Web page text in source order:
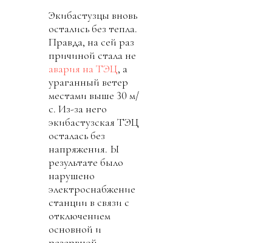
Экибастузцы вновь
остались без тепла.
Правда, на сей раз
причиной стала не
авария на ТЭЦ, а
ураганный ветер
местами выше 30 м/
с. Из-за него
экибастузская ТЭЦ
осталась без
напряжения. Ы
результате было
нарушено
электроснабжение
станции в связи с
отключением
основной и